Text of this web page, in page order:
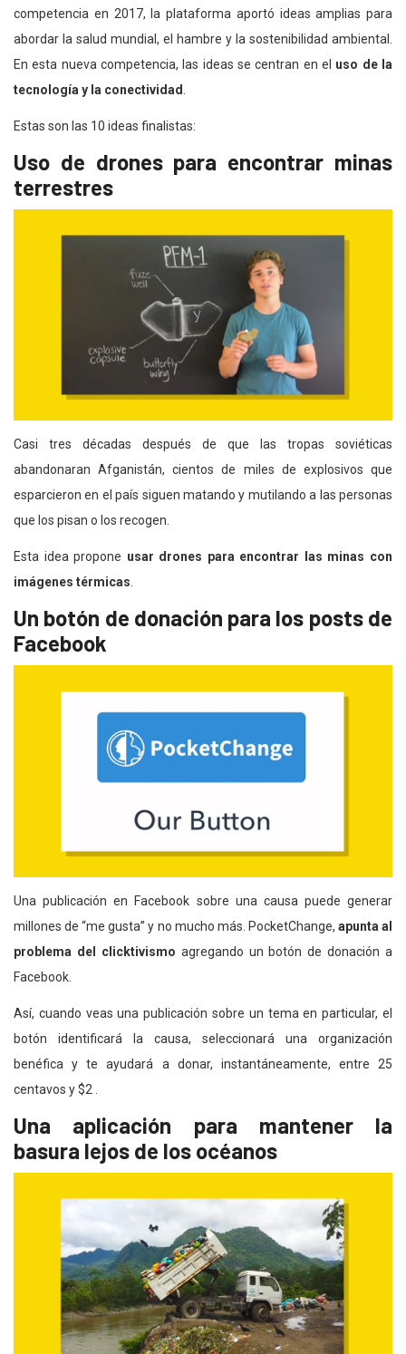
competencia en 2017, la plataforma aportó ideas amplias para
abordar la salud mundial, el hambre y la sostenibilidad ambiental.
En esta nueva competencia, las ideas se centran en el uso de la
tecnología y la conectividad.
Estas son las 10 ideas finalistas:
Uso de drones para encontrar minas
terrestres
Casi tres décadas después de que las tropas soviéticas
abandonaran Afganistán, cientos de miles de explosivos que
esparcieron en el país siguen matando y mutilando a las personas
que los pisan o los recogen.
Esta idea propone usar drones para encontrar las minas con
imágenes térmicas
Un botón de donación para los posts de
Facebook
Una publicación en Facebook sobre una causa puede generar
millones de “me gusta” y no mucho más. PocketChange, apunta al
problema del clicktivismo agregando un botón de donación a
Facebook.
Así, cuando veas una publicación sobre un tema en particular, el
botón identificará la causa, seleccionará una organización
benéfica y te ayudará a donar, instantáneamente, entre 25
centavos y $2 .
Una aplicación para mantener la
basura lejos de los océanos